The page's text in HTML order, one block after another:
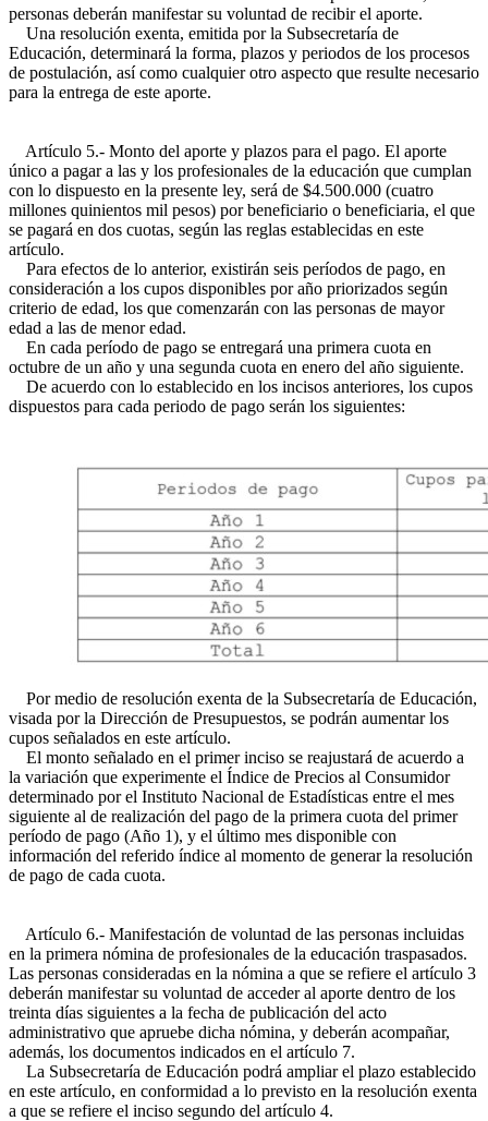
personas deberán manifestar su voluntad de recibir el aporte.
Una resolución exenta, emitida por la Subsecretaría de
Educación, determinará la forma, plazos y periodos de los procesos
de postulación, así como cualquier otro aspecto que resulte necesario
para la entrega de este aporte.
Artículo 5.- Monto del aporte y plazos para el pago. El aporte
único a pagar a las y los profesionales de la educación que cumplan
con lo dispuesto en la presente ley, será de $4.500.000 (cuatro
millones quinientos mil pesos) por beneficiario o beneficiaria, el que
se pagará en dos cuotas, según las reglas establecidas en este
artículo.
Para efectos de lo anterior, existirán seis períodos de pago, en
consideración a los cupos disponibles por año priorizados según
criterio de edad, los que comenzarán con las personas de mayor
edad a las de menor edad.
En cada período de pago se entregará una primera cuota en
octubre de un año y una segunda cuota en enero del año siguiente.
De acuerdo con lo establecido en los incisos anteriores, los cupos
dispuestos para cada periodo de pago serán los siguientes:
Por medio de resolución exenta de la Subsecretaría de Educación,
visada por la Dirección de Presupuestos, se podrán aumentar los
cupos señalados en este artículo.
El monto señalado en el primer inciso se reajustará de acuerdo a
la variación que experimente el Índice de Precios al Consumidor
determinado por el Instituto Nacional de Estadísticas entre el mes
siguiente al de realización del pago de la primera cuota del primer
período de pago (Año 1), y el último mes disponible con
información del referido índice al momento de generar la resolución
de pago de cada cuota.
Artículo 6.- Manifestación de voluntad de las personas incluidas
en la primera nómina de profesionales de la educación traspasados.
Las personas consideradas en la nómina a que se refiere el artículo 3
deberán manifestar su voluntad de acceder al aporte dentro de los
treinta días siguientes a la fecha de publicación del acto
administrativo que apruebe dicha nómina, y deberán acompañar,
además, los documentos indicados en el artículo 7.
La Subsecretaría de Educación podrá ampliar el plazo establecido
en este artículo, en conformidad a lo previsto en la resolución exenta
a que se refiere el inciso segundo del artículo 4.